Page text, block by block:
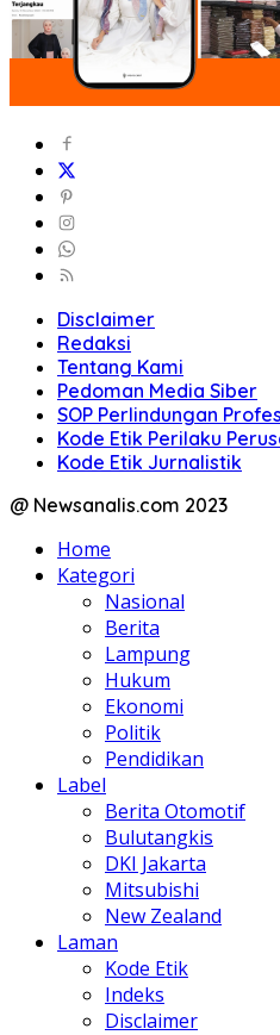
Disclaimer
Redaksi
Tentang Kami
Pedoman Media Siber
SOP Perlindungan
Kode Etik Perilaku
Kode Etik Jurnalistik
@ Newsanalis.com 2023
Home
Kategori
Nasional
Berita
Lampung
Hukum
Ekonomi
Politik
Pendidikan
Label
Berita Otomotif
Bulutangkis
DKI Jakarta
Mitsubishi
New Zealand
Laman
Kode Etik
Indeks
Disclaimer